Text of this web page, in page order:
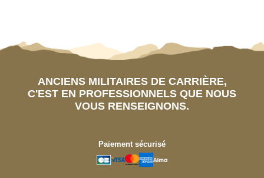
ANCIENS MILITAIRES DE CARRIÈRE,
C'EST EN PROFESSIONNELS QUE NOUS
VOUS RENSEIGNONS.
Paiement sécurisé